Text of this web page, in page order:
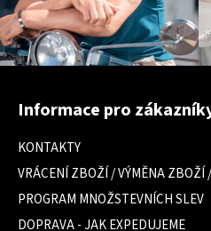
Z
Informace pro
KONTAKTY
VRÁCENÍ ZBOŽÍ / VÝMĚNA ZBOŽÍ
PROGRAM MNOŽSTEVNÍCH SLEV
DOPRAVA - JAK EXPEDUJEME